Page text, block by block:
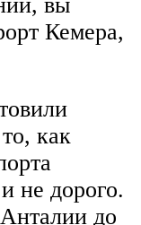
вы
Кемера,
как
не дорого.
до